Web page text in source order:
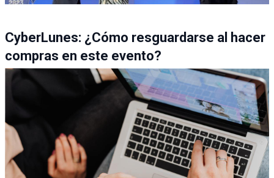
CyberLunes: ¿Cómo resguardarse al hacer
compras en este evento?